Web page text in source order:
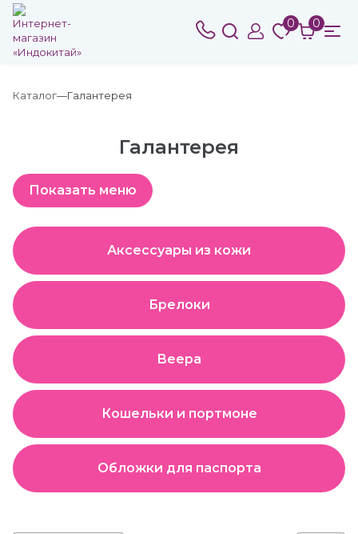
0 0
Каталог Галантерея
Галантерея
Аксессуары из кожи
Брелоки
Веера
Кошельки и портмоне
Обложки для паспорта